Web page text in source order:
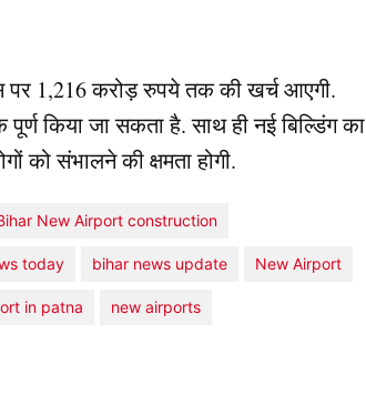
पर 1,216 करोड़ रुपये तक की खर्च आएगी.
किया जा सकता है. साथ ही नई बिल्डिंग का
को संभालने की क्षमता होगी.
New Airport construction
today bihar news update New Airport
in patna new airports